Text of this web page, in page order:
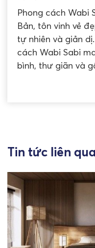
Phong cách Wabi
Bản, tôn vinh vẻ
tự nhiên và giản
cách Wabi Sabi
bình, thư giãn và
Tin tức liên